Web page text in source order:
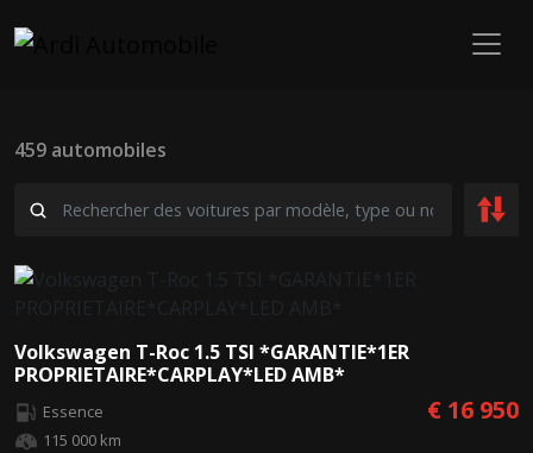
459 automobiles
Volkswagen T-Roc 1.5 TSI *GARANTIE*1ER
PROPRIETAIRE*CARPLAY*LED AMB*
Essence
115 000 km
€ 16 950